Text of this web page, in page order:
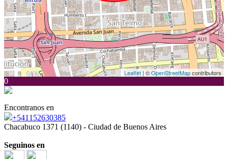
Leaflet | ©OpenStreetMapcontributors
0
Encontranos en
+541152630385
Chacabuco 1371 (1140) - Ciudad de Buenos Aires
Seguinos en